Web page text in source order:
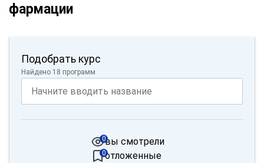
фармации
Подобрать курс
Найдено 18 программ
вы смотрели
0
отложенные
0